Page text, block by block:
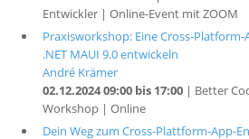
Entwickler | Online-Event mit ZOOM
Praxisworkshop: Eine Cross-
.NET MAUI 9.0 entwickeln
André Krämer
02.12.2024 09:00 bis 17:00| Better
Workshop | Online
Dein Weg zum Cross-Plattform-App-